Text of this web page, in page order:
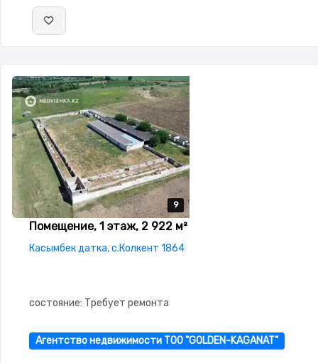
9
9
9
9
9
Помещение, 1 этаж, 2 922 м²
Касымбек датка, с.Колкент 1864
состояние: Требует ремонта
Агентство недвижимости ТОО "GOLDEN-KAGANAT"